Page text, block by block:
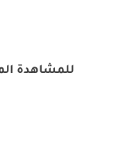
للمشاهدة